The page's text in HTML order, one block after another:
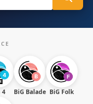
4 BiG Balade BiG Folk